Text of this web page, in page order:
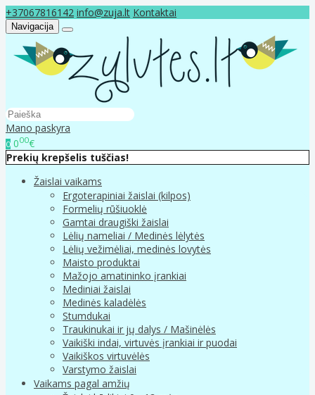
+37067816142 info@zuja.lt Kontaktai
Navigacija
Mano paskyra
0 000€
Prekių krepšelis tuščias!
Žaislai vaikams
Ergoterapiniai žaislai (kilpos)
Formelių rūšiuoklė
Gamtai draugiški žaislai
Lėlių nameliai / Medinės lėlytės
Lėlių vežimėliai, medinės lovytės
Maisto produktai
Mažojo amatininko įrankiai
Mediniai žaislai
Medinės kaladėlės
Stumdukai
Traukinukai ir jų dalys / Mašinėlės
Vaikiški indai, virtuvės įrankiai ir puodai
Vaikiškos virtuvėlės
Varstymo žaislai
Vaikams pagal amžių